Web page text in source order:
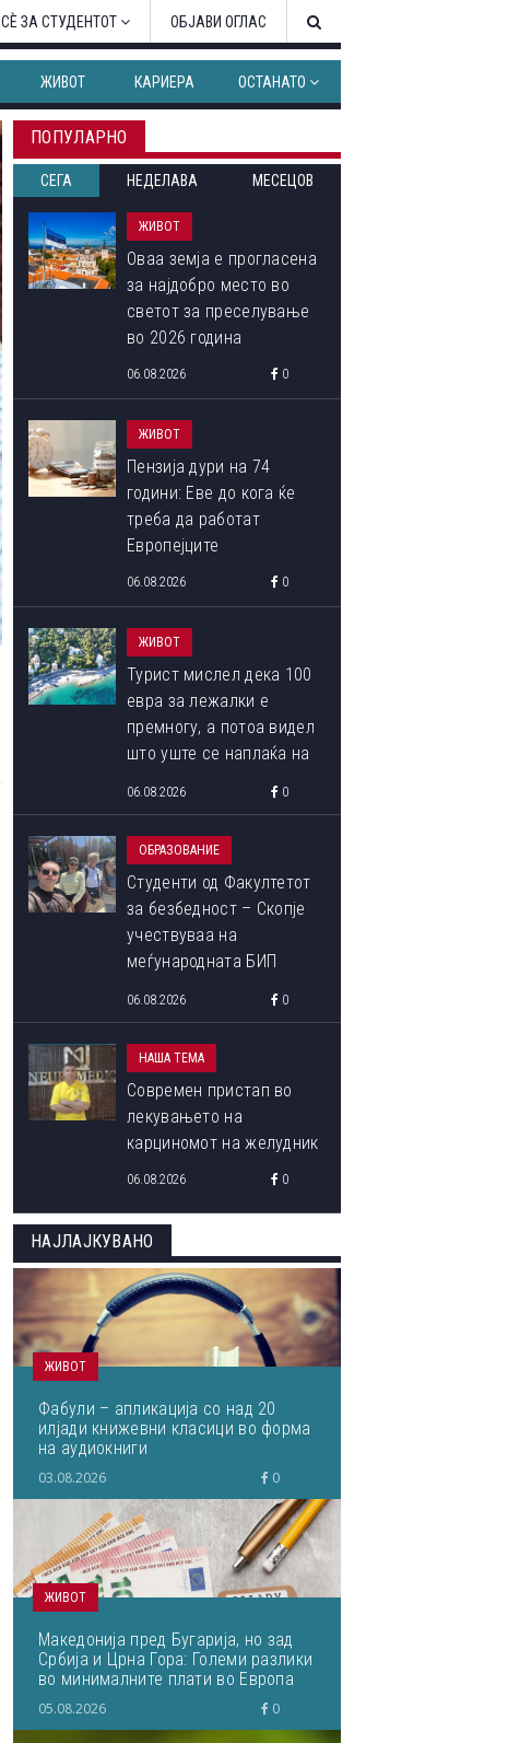
СЀ ЗА СТУДЕНТОТ ОБЈАВИ ОГЛАС
ЖИВОТ КАРИЕРА ОСТАНАТО
ПОПУЛАРНО
СЕГА НЕДЕЛАВА МЕСЕЦОВ
ЖИВОТ
Оваа земја е прогласена
за најдобро место во
светот за преселување
во 2026 година
06.08.2026 0
ЖИВОТ
Пензија дури на 74
години: Еве до кога ќе
треба да работат
Европејците
06.08.2026 0
ЖИВОТ
Турист мислел дека 100
евра за лежалки е
премногу, а потоа видел
што уште се наплаќа на
06.08.2026 0
ОБРАЗОВАНИЕ
Студенти од Факултетот
за безбедност – Скопје
учествуваа на
меѓународната БИП
06.08.2026 0
НАША ТЕМА
Современ пристап во
лекувањето на
карциномот на желудник
06.08.2026 0
НАЈЛАЈКУВАНО
ЖИВОТ
Фабули – апликација со над 20
илјади книжевни класици во форма
на аудиокниги
03.08.2026 0
ЖИВОТ
Македонија пред Бугарија, но зад
Србија и Црна Гора: Големи разлики
во минималните плати во Европа
05.08.2026 0